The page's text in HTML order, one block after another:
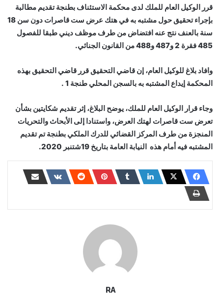
قرر الوكيل العام للملك لدى محكمة الاستئناف بطنجة تقديم مطالبة
بإجراء تحقيق حول مشتبه به في هتك عرض ست قاصرات دون سن 18
سنة بالعنف نتج عنه افتضاض من طرف موظف ديني طبقا للفصول
485 فقرة 2 و487 و488 من القانون الجنائي.
وافاد بلاغ للوكيل العام، إن قاضي التحقيق قرر قاضي التحقيق بهذه
المحكمة إيداع المشتبه به بالسجن المحلي طنجة 1 .
وجاء قرار الوكيل العام للملك، يوضح البلاغ، إثر تقديم شكايتين بشأن
تعرض ست قاصرات لهتك العرض، واستنادا إلى الأبحاث والتحريات
المنجزة من طرف المركز القضائي للدرك الملكي بطنجة تم تقديم
المشتبه فيه أمام هذه النيابة العامة بتاريخ 19شتنبر 2020.
RA